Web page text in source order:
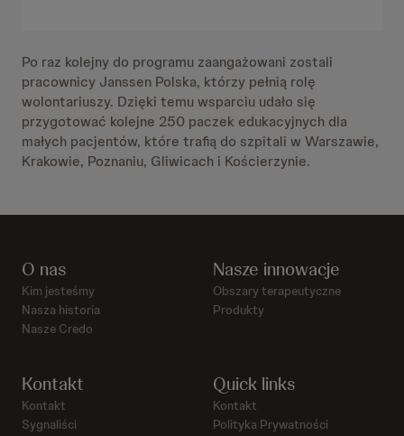
Po raz kolejny do programu zaangażowani zostali
pracownicy Janssen Polska, którzy pełnią rolę
wolontariuszy. Dzięki temu wsparciu udało się
przygotować kolejne 250 paczek edukacyjnych dla
małych pacjentów, które trafią do szpitali w Warszawie,
Krakowie, Poznaniu, Gliwicach i Kościerzynie.
O nas
Kim jesteśmy
Nasza historia
Nasze Credo
Nasze innowacje
Obszary terapeutyczne
Produkty
Kontakt
Kontakt
Sygnaliści
Quick links
Kontakt
Polityka Prywatności